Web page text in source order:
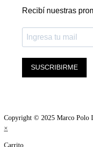
Recibí nuestras
SUSCRIBIRME
Copyright © 2025 Marco Polo
×
Carrito